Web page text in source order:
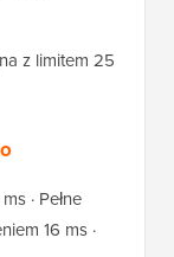
z limitem 25
· Pełne
16 ms ·